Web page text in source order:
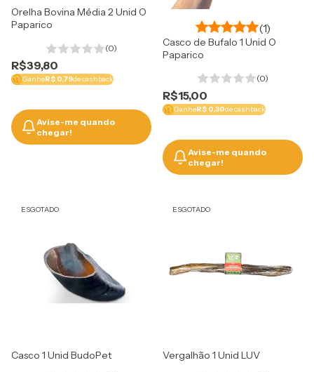
Orelha Bovina Média 2 Unid O
Paparico
(0)
R$39,80
GanheR$ 0,79de cashback
Avise-me quando
chegar!
(1)
Casco de Bufalo 1 Unid O
Paparico
(0)
R$15,00
GanheR$ 0,30de cashback
Avise-me quando
chegar!
ESGOTADO
Casco 1 Unid BudoPet
ESGOTADO
Vergalhão 1 Unid LUV